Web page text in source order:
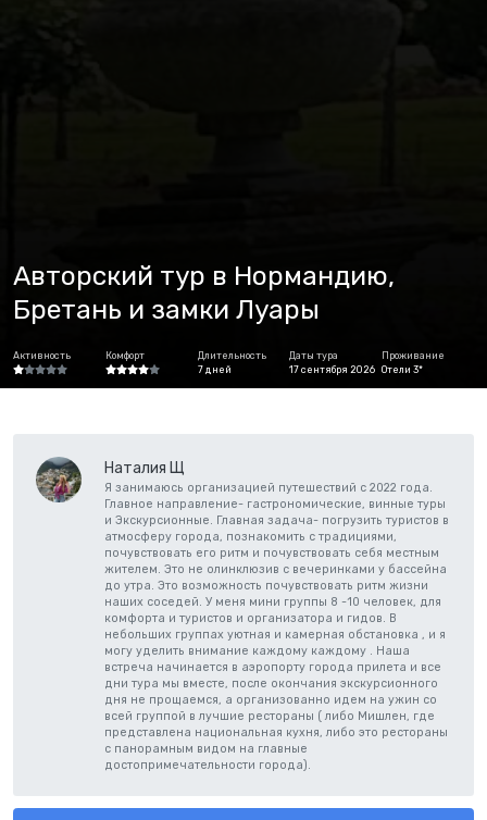
Авторский тур в Нормандию,
Бретань и замки Луары
Активность Комфорт
Длительность
7 дней
Даты тура
17 сентября 2026
Проживание
Отели 3*
Наталия Щ
Я занимаюсь организацией путешествий с 2022 года.
Главное направление- гастрономические, винные туры
и Экскурсионные. Главная задача- погрузить туристов в
атмосферу города, познакомить с традициями,
почувствовать его ритм и почувствовать себя местным
жителем. Это не олинклюзив с вечеринками у бассейна
до утра. Это возможность почувствовать ритм жизни
наших соседей. У меня мини группы 8 -10 человек, для
комфорта и туристов и организатора и гидов. В
небольших группах уютная и камерная обстановка , и я
могу уделить внимание каждому каждому . Наша
встреча начинается в аэропорту города прилета и все
дни тура мы вместе, после окончания экскурсионного
дня не прощаемся, а организованно идем на ужин со
всей группой в лучшие рестораны ( либо Мишлен, где
представлена национальная кухня, либо это рестораны
с панорамным видом на главные
достопримечательности города).